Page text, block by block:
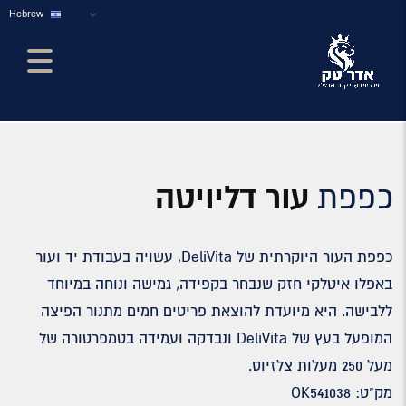
כפפת עור דליויטה
כפפת העור היוקרתית של DeliVita, עשויה בעבודת יד ועור
באפלו איטלקי חזק שנבחר בקפידה, גמישה ונוחה במיוחד
ללבישה. היא מיועדת להוצאת פריטים חמים מתנור הפיצה
המופעל בעץ של DeliVita ונבדקה ועמידה בטמפרטורה של
מעל 250 מעלות צלזיוס.
מק"ט: OK541038